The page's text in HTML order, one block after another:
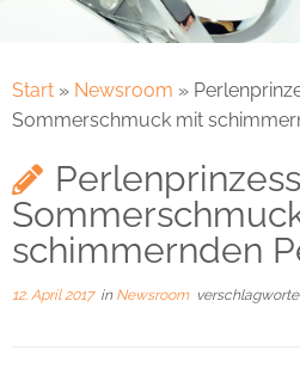
Start » Newsroom »
Sommerschmuck mit
schimmernden
12. April 2017in Newsroom